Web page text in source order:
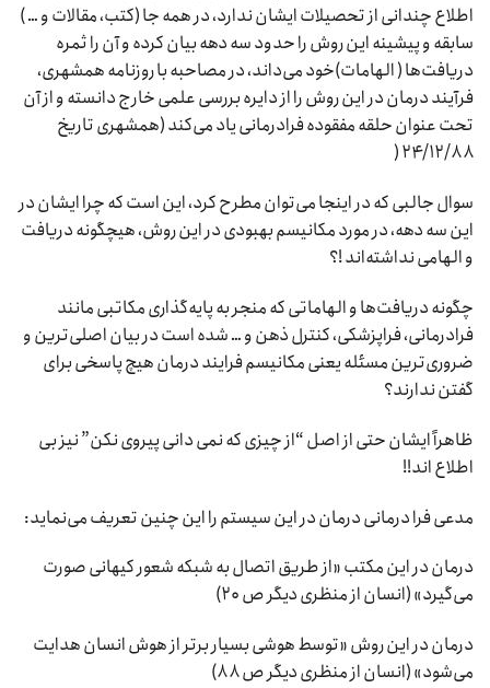
اطلاع چندانی از تحصیلات ایشان ندارد، در همه جا (کتب، مقالات و … )
سابقه و پیشینه این روش را حدود سه دهه بیان کرده و آن را ثمره
دریافت‌ها ( الهامات)خود می‌داند، در مصاحبه با روزنامه همشهری،
فرآیند درمان در این روش را از دایره بررسی علمی خارج دانسته و از آن
تحت عنوان حلقه مفقوده فرادرمانی یاد می‌کند (همشهری تاریخ
۲۴/۱۲/۸۸ (
سوال جالبی که در اینجا می‌توان مطرح کرد، این است که چرا ایشان در
این سه دهه، در مورد مکانیسم بهبودی در این روش، هیچگونه دریافت
و الهامی نداشته‌اند !؟
چگونه دریافت‌ها و الهاماتی که منجر به پایه‌گذاری مکاتبی مانند
فرادرمانی، فراپزشکی، کنترل ذهن و … شده است در بیان اصلی‌ترین و
ضروری‌ترین مسئله یعنی مکانیسم فرایند درمان هیچ پاسخی برای
گفتن ندارند؟
ظاهراً ایشان حتی از اصل “از چیزی که نمی دانی پیروی نکن” نیز بی
اطلاع اند!!
مدعی فرا درمانی درمان در این سیستم را این چنین تعریف می‌نماید:
درمان در این مکتب «از طریق اتصال به شبکه شعور کیهانی صورت
می‌گیرد» (انسان از منظری دیگر ص ۲۰)
درمان در این روش «توسط هوشی بسیار برتر از هوش انسان هدایت
می‌شود» (انسان از منظری دیگر ص ۸۸)